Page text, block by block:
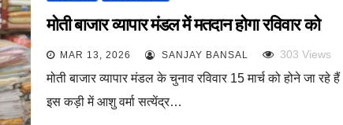
मोती बाजार व्यापार मंडल में मतदान होगा रविवार को
MAR 13, 2026 SANJAY BANSAL 303 Views
मोती बाजार व्यापार मंडल के चुनाव रविवार 15 मार्च को होने जा रहे हैं
इस कड़ी में आशु वर्मा सत्येंद्र…